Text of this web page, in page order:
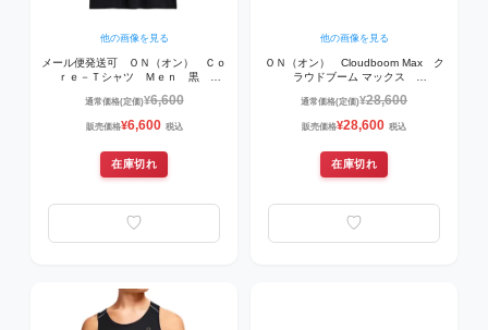
他の画像を見る
メール便発送可 ＯＮ（オン） Ｃｏ
ｒｅ－Ｔシャツ Ｍｅｎ 黒
通常価格(定価)¥6,600
販売価格¥6,600 税込
在庫切れ
他の画像を見る
ＯＮ（オン） Cloudboom Max ク
ラウドブーム マックス
ズ Lime | Raspberry
通常価格(定価)¥28,600
販売価格¥28,600 税込
在庫切れ